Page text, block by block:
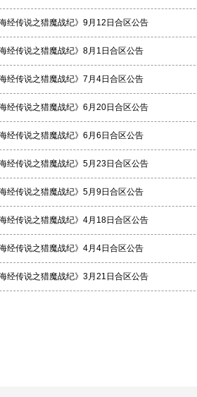
经传说之猎魔战纪》9月12日合区公告
经传说之猎魔战纪》8月1日合区公告
经传说之猎魔战纪》7月4日合区公告
经传说之猎魔战纪》6月20日合区公告
经传说之猎魔战纪》6月6日合区公告
经传说之猎魔战纪》5月23日合区公告
经传说之猎魔战纪》5月9日合区公告
经传说之猎魔战纪》4月18日合区公告
经传说之猎魔战纪》4月4日合区公告
经传说之猎魔战纪》3月21日合区公告